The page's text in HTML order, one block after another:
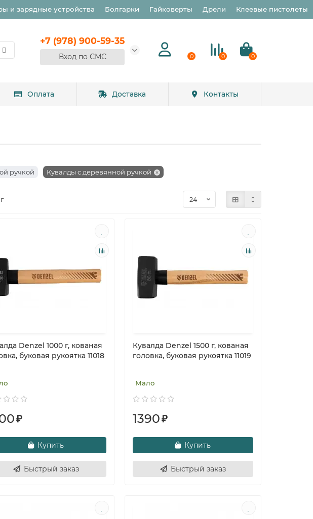
и зарядные устройства Болгарки Гайковерты Дрели Клеевые пистолеты
+7 (978) 900-59-35
Вход по СМС 0 0 0
Оплата Доставка Контакты
ручкой Кувалды с деревянной ручкой
Denzel 1000 г, кованая
буковая рукоятка 11018
₽
Купить
Быстрый заказ
Кувалда Denzel 1500 г, кованая
головка, буковая рукоятка 11019
Мало
1390₽
Купить
Быстрый заказ